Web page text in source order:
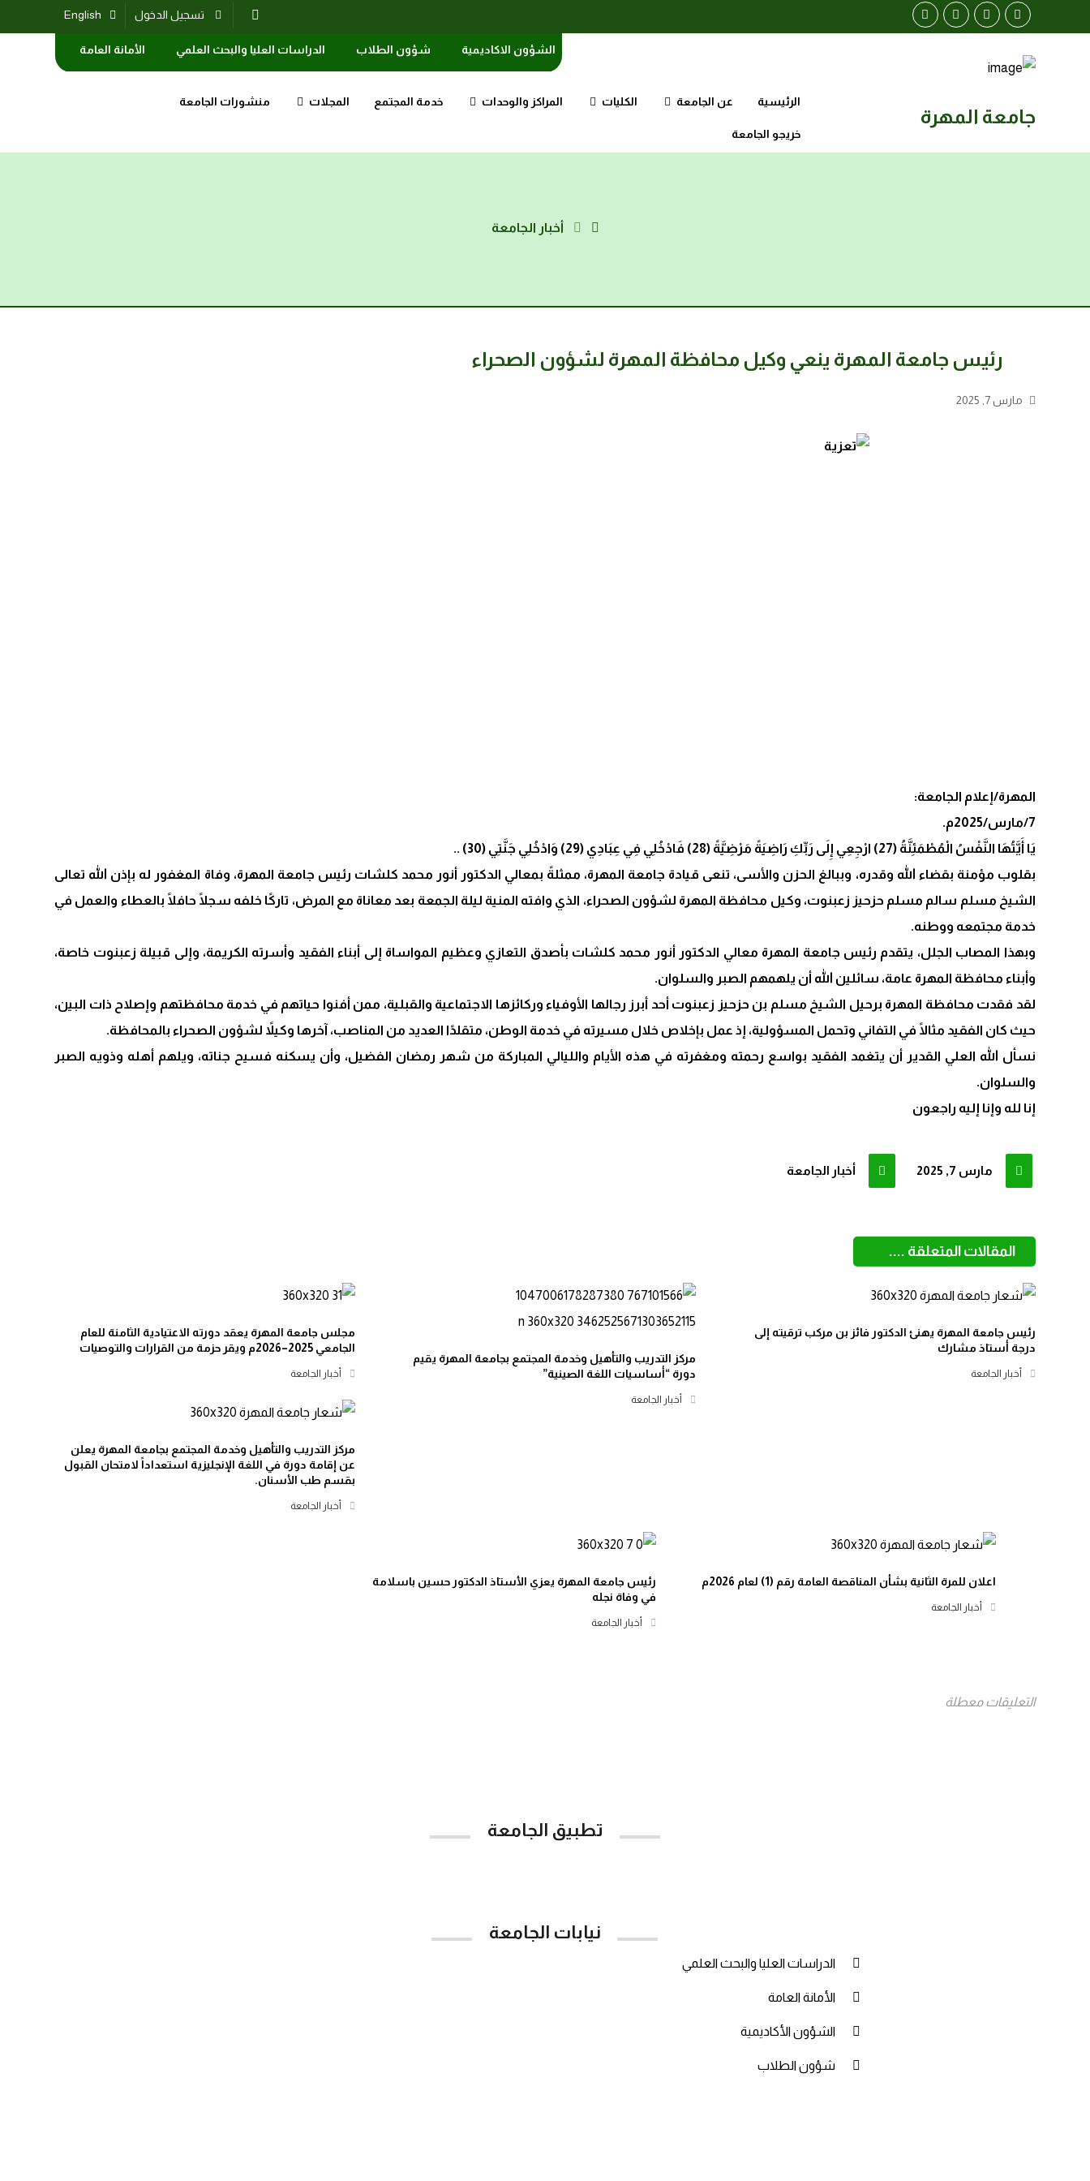
English تسجيل الدخول
الشؤون الاكاديمية شؤون الطلاب الدراسات العليا والبحث العلمي الأمانة العامة
جامعة المهرة
الرئيسية عن الجامعة الكليات المراكز والوحدات خدمة المجتمع المجلات منشورات الجامعة
خريجو الجامعة
أخبار الجامعة
رئيس جامعة المهرة ينعي وكيل محافظة المهرة لشؤون الصحراء
مارس 7, 2025
المهرة/إعلام الجامعة:
7/مارس/2025م.
يَا أَيَّتُهَا النَّفْسُ الْمُطْمَئِنَّةُ (27) ارْجِعِي إِلَى رَبِّكِ رَاضِيَةً مَرْضِيَّةً (28) فَادْخُلِي فِي عِبَادِي (29) وَادْخُلِي جَنَّتِي (30) ..
بقلوب مؤمنة بقضاء الله وقدره، وببالغ الحزن والأسى، تنعى قيادة جامعة المهرة، ممثلةً بمعالي الدكتور أنور محمد كلشات رئيس جامعة المهرة، وفاة المغفور له بإذن الله تعالى
الشيخ مسلم سالم مسلم حزحيز زعبنوت، وكيل محافظة المهرة لشؤون الصحراء، الذي وافته المنية ليلة الجمعة بعد معاناة مع المرض، تاركًا خلفه سجلًا حافلًا بالعطاء والعمل في
خدمة مجتمعه ووطنه.
وبهذا المصاب الجلل، يتقدم رئيس جامعة المهرة معالي الدكتور أنور محمد كلشات بأصدق التعازي وعظيم المواساة إلى أبناء الفقيد وأسرته الكريمة، وإلى قبيلة زعبنوت خاصة،
وأبناء محافظة المهرة عامة، سائلين الله أن يلهمهم الصبر والسلوان.
لقد فقدت محافظة المهرة برحيل الشيخ مسلم بن حزحيز زعبنوت أحد أبرز رجالها الأوفياء وركائزها الاجتماعية والقبلية، ممن أفنوا حياتهم في خدمة محافظتهم وإصلاح ذات البين،
حيث كان الفقيد مثالًا في التفاني وتحمل المسؤولية، إذ عمل بإخلاص خلال مسيرته في خدمة الوطن، متقلدًا العديد من المناصب، آخرها وكيلاً لشؤون الصحراء بالمحافظة.
نسأل الله العلي القدير أن يتغمد الفقيد بواسع رحمته ومغفرته في هذه الأيام والليالي المباركة من شهر رمضان الفضيل، وأن يسكنه فسيح جناته، ويلهم أهله وذويه الصبر
والسلوان.
إنا لله وإنا إليه راجعون
مارس 7, 2025 أخبار الجامعة
المقالات المتعلقة ....
رئيس جامعة المهرة يهنئ الدكتور فائز بن مركب ترقيته إلى
درجة أستاذ مشارك
أخبار الجامعة
مركز التدريب والتأهيل وخدمة المجتمع بجامعة المهرة يقيم
دورة “أساسيات اللغة الصينية”
أخبار الجامعة
مجلس جامعة المهرة يعقد دورته الاعتيادية الثامنة للعام
الجامعي 2025–2026م ويقر حزمة من القرارات والتوصيات
أخبار الجامعة
مركز التدريب والتأهيل وخدمة المجتمع بجامعة المهرة يعلن
عن إقامة دورة في اللغة الإنجليزية استعداداً لامتحان القبول
بقسم طب الأسنان.
أخبار الجامعة
اعلان للمرة الثانية بشأن المناقصة العامة رقم (1) لعام 2026م
أخبار الجامعة
رئيس جامعة المهرة يعزي الأستاذ الدكتور حسين باسلامة
في وفاة نجله
أخبار الجامعة
التعليقات معطلة
تطبيق الجامعة
نيابات الجامعة
الدراسات العليا والبحث العلمي
الأمانة العامة
الشؤون الأكاديمية
شؤون الطلاب